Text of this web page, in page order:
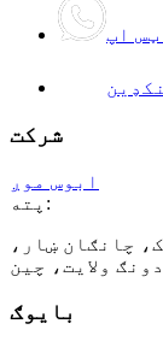
اپ
شرکت
ابوس موږ
پته:
سړک، چانګان ښار،
ولایت، چین
بایوګ